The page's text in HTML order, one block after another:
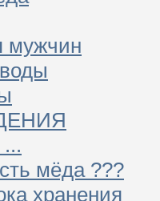
мужчин
мёда ???
хранения